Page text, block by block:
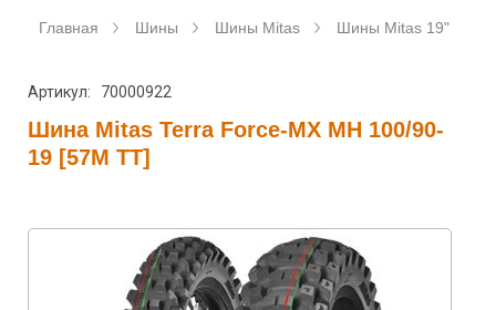
Главная Шины Шины Mitas Шины Mitas 19"
Артикул: 70000922
Шина Mitas Terra Force-MX MH 100/90-
19 [57M TT]